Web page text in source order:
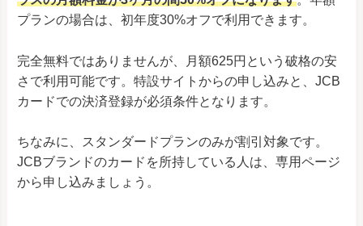
プランの場合は、初年度30%オフで利用できます。
完全無料ではありませんが、月額625円という破格の安
さで利用可能です。特設サイトからの申し込みと、JCB
カードでの決済登録が必須条件となります。
ちなみに、スタンダードプランのみが割引対象です。
JCBブランドのカードを所持している人は、専用ページ
から申し込みましょう。